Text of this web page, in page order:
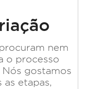
nem
o processo
Nós gostamos
etapas,